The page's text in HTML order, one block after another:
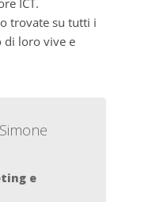
ICT.
trovate su tutti i
di loro vive e
e